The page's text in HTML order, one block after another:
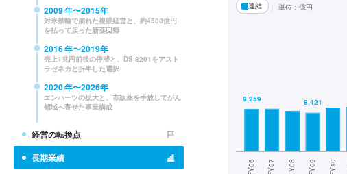
2009年〜2015年
対米禁輸で崩れた複眼経営と、約4500億円
を払って戻った新薬回帰
2016年〜2019年
売上1兆円前後の停滞と、DS-8201をアスト
ラゼネカと折半した選択
2020年〜2026年
エンハーツの拡大と、市販薬を手放してがん
領域へ寄せた事業構成
経営の転換点
長期業績
連結
単位： 億円